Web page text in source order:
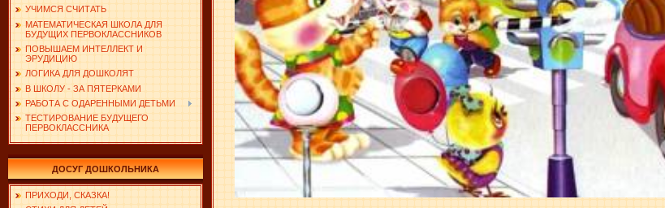
УЧИМСЯ СЧИТАТЬ
МАТЕМАТИЧЕСКАЯ ШКОЛА ДЛЯ
БУДУЩИХ ПЕРВОКЛАССНИКОВ
ПОВЫШАЕМ ИНТЕЛЛЕКТ И
ЭРУДИЦИЮ
ЛОГИКА ДЛЯ ДОШКОЛЯТ
В ШКОЛУ - ЗА ПЯТЕРКАМИ
РАБОТА С ОДАРЕННЫМИ ДЕТЬМИ
ТЕСТИРОВАНИЕ БУДУЩЕГО
ПЕРВОКЛАССНИКА
ДОСУГ ДОШКОЛЬНИКА
ПРИХОДИ, СКАЗКА!